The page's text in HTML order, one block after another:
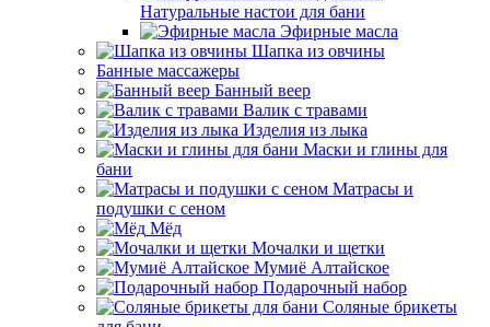
Натуральные настои для бани
Эфирные масла
Шапка из овчины
Банные массажеры
Банный веер
Валик с травами
Изделия из лыка
Маски и глины для
бани
Матрасы и
подушки с сеном
Мёд
Мочалки и щетки
Мумиё Алтайское
Подарочный набор
Соляные брикеты